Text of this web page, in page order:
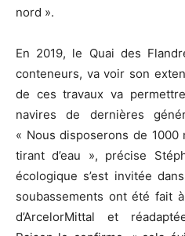
nord ».
En 2019, le Quai des
conteneurs, va voir son
de ces travaux va
navires de dernières
« Nous disposerons de
tirant d’eau », précise
écologique s’est invitée
soubassements ont été fait
d’ArcelorMittal et